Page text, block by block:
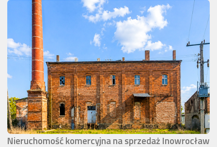
Nieruchomość komercyjna na sprzedaż Inowrocław